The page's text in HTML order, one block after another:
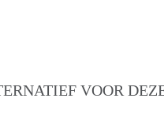
VOOR